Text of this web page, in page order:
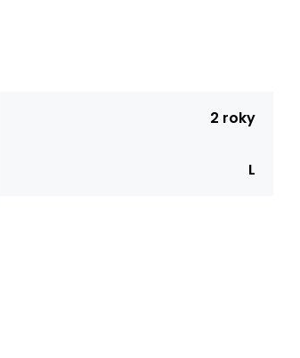
2 roky
L